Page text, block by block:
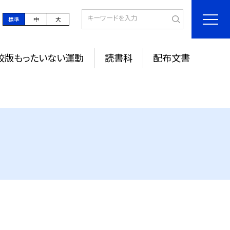
標準 中 大
版もったいない運動 読書科 配布文書